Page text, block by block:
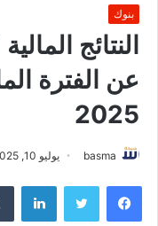
بنوك
النتائج
عن الفترة
2025
basma يوليو 10, 2025
فيسبوك تويتر